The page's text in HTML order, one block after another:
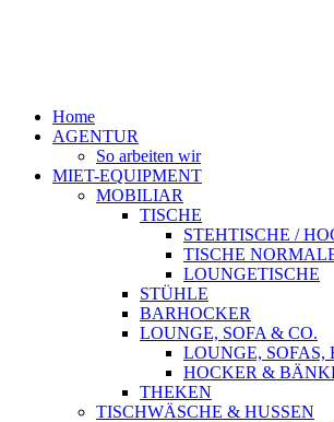
Home
AGENTUR
So arbeiten wir
MIET-EQUIPMENT
MOBILIAR
TISCHE
STEHTISCHE /
TISCHE
LOUNGETISCHE
STÜHLE
BARHOCKER
LOUNGE, SOFA & CO.
LOUNGE, SOFAS,
HOCKER &
THEKEN
TISCHWÄSCHE & HUSSEN